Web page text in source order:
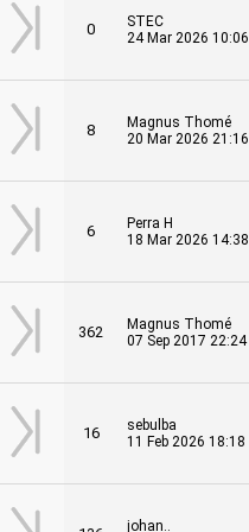
0
STEC
24 Mar 2026 10:06
8
Magnus Thomé
20 Mar 2026 21:16
6
Perra H
18 Mar 2026 14:38
362
Magnus Thomé
07 Sep 2017 22:24
16
sebulba
11 Feb 2026 18:18
johan..